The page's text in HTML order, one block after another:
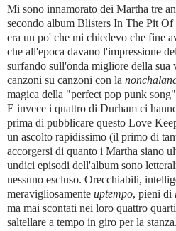
Mi sono innamorato dei Martha tre
secondo album Blisters In The Pit
era un po' che mi chiedevo che fine
che all'epoca davano l'impressione
surfando sull'onda migliore della sua
canzoni su canzoni con la
magica della "perfect pop punk
E invece i quattro di Durham ci
prima di pubblicare questo Love
un ascolto rapidissimo (il primo di
accorgersi di quanto i Martha siano
undici episodi dell'album sono
nessuno escluso. Orecchiabili,
meravigliosamente uptempo, pieni di
ma mai scontati nei loro quattro
saltellare a tempo in giro per la stanza.